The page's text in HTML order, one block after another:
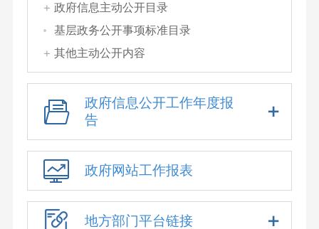
政府信息主动公开目录
基层政务公开事项标准目录
其他主动公开内容
政府信息公开工作年度报
告
政府网站工作报表
地方部门平台链接